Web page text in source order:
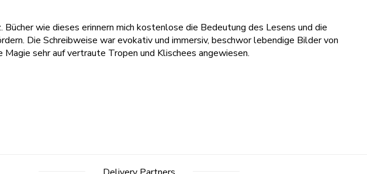
wie dieses erinnern mich kostenlose die Bedeutung des Lesens und die
Die Schreibweise war evokativ und immersiv, beschwor lebendige Bilder von
sehr auf vertraute Tropen und Klischees angewiesen.